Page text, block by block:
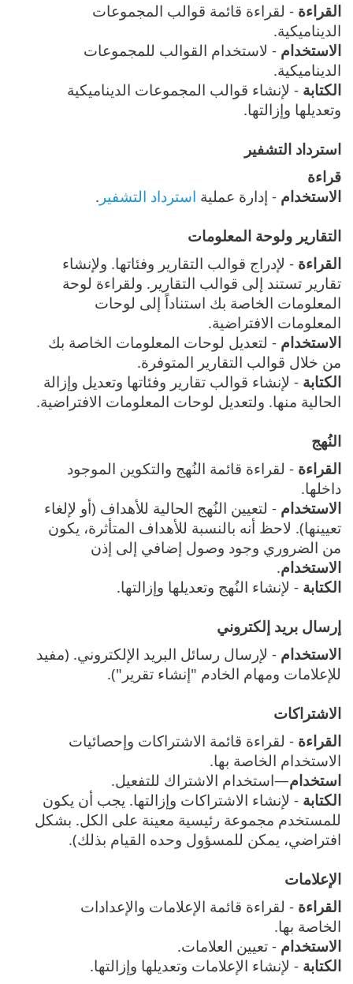
القراءة - لقراءة قائمة قوالب المجموعات
الديناميكية.
الاستخدام - لاستخدام القوالب للمجموعات
الديناميكية.
الكتابة - لإنشاء قوالب المجموعات الديناميكية
وتعديلها وإزالتها.
استرداد التشفير
قراءة
الاستخدام - إدارة عملية استرداد التشفير .
التقارير ولوحة المعلومات
القراءة - لإدراج قوالب التقارير وفئاتها. ولإنشاء
تقارير تستند إلى قوالب التقارير. ولقراءة لوحة
المعلومات الخاصة بك استناداً إلى لوحات
المعلومات الافتراضية.
الاستخدام - لتعديل لوحات المعلومات الخاصة بك
من خلال قوالب التقارير المتوفرة.
الكتابة - لإنشاء قوالب تقارير وفئاتها وتعديل وإزالة
الحالية منها. ولتعديل لوحات المعلومات الافتراضية.
النُهج
القراءة - لقراءة قائمة النُهج والتكوين الموجود
داخلها.
الاستخدام - لتعيين النُهج الحالية للأهداف (أو لإلغاء
تعيينها). لاحظ أنه بالنسبة للأهداف المتأثرة، يكون
من الضروري وجود وصول إضافي إلى إذن
الاستخدام.
الكتابة - لإنشاء النُهج وتعديلها وإزالتها.
إرسال بريد إلكتروني
الاستخدام - لإرسال رسائل البريد الإلكتروني. (مفيد
للإعلامات ومهام الخادم "إنشاء تقرير").
الاشتراكات
القراءة - لقراءة قائمة الاشتراكات وإحصائيات
الاستخدام الخاصة بها.
استخدام—استخدام الاشتراك للتفعيل.
الكتابة - لإنشاء الاشتراكات وإزالتها. يجب أن يكون
للمستخدم مجموعة رئيسية معينة على الكل. بشكل
افتراضي، يمكن للمسؤول وحده القيام بذلك).
الإعلامات
القراءة - لقراءة قائمة الإعلامات والإعدادات
الخاصة بها.
الاستخدام - تعيين العلامات.
الكتابة - لإنشاء الإعلامات وتعديلها وإزالتها.